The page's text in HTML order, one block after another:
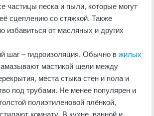
частицы песка и пыли, которые могут
сцеплению со стяжкой. Также
избавиться от масляных и других
шаг – гидроизоляция. Обычно вжилых
мастикой щели между
места стыка стен и пола и
под трубами. Не менее популярен и
полиэтиленовой плёнкой,
комнату. В кухне, ванной и